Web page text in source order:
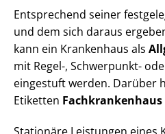
Entsprechend seiner
und dem sich daraus
kann ein Krankenhaus als
mit Regel-, Schwerpunkt-
eingestuft werden. Darüber
Etiketten Fachkrankenhaus